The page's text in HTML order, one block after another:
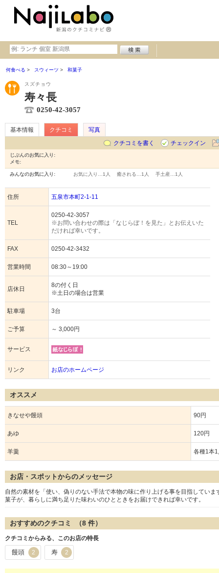
何食べる スウィーツ 和菓子
スズチョウ
寿々長
0250-42-3057
基本情報 クチコミ
写真
クチコミを書く
チェックイン
じぶんのお気に入り:
メモ:
みんなのお気に入り: お気に入り… 1人 癒される… 1人 手土産… 1人
住所 五泉市本町2-1-11
TEL
0250-42-3057
※お問い合わせの際は「なじらぼ！を見た」とお伝えいた
だければ幸いです。
FAX 0250-42-3432
営業時間 08:30～19:00
店休日
8の付く日
※土日の場合は営業
駐車場 3台
ご予算 ～ 3,000円
サービス
リンク お店のホームページ
オススメ
きなせや饅頭 90円
あゆ 120円
羊羹 各種1本
お店・スポットからのメッセージ
自然の素材を「使い、偽りのない手法で本物の味に作り上げる事を目指してい
菓子が、暮らしに満ち足りた味わいのひとときをお届けできれば幸いです。
おすすめのクチコミ （8 件）
クチコミからみる、このお店の特長
饅頭 2 寿 2